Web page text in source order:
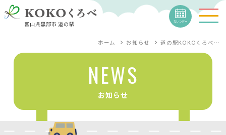
富山県黒部市 道の駅 カレンダー
NEWS
お知らせ
ホーム お知らせ 道の駅KOKOくろべ…